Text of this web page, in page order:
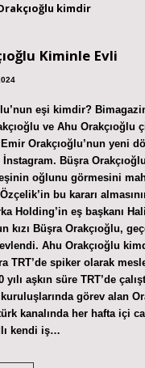
kimdir
Kiminle Evli
eşi kimdir?
ve Ahu Orakçıoğlu
Orakçıoğlu’nun yeni
Büşra
oğlunu görmesini
bu kararı
Holding’in eş başkanı
kızı Büşra Orakçıoğlu,
Ahu Orakçıoğlu
TRT’de spiker olarak
yılı aşkın süre TRT’de
görev alan
kanalında her hafta içi
kendi iş…